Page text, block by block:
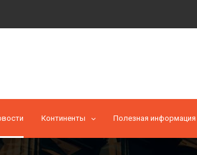
Континенты Полезная информация